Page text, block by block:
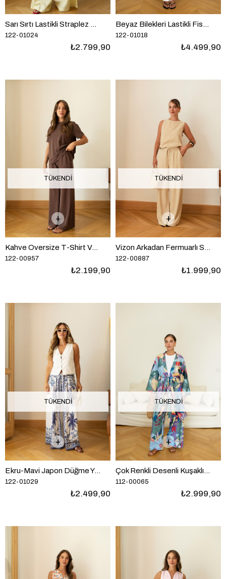
Sarı Sırtı Lastikli Straplez Crop Ve Pantolon Takım
122-01024
₺2.799,90
Beyaz Bilekleri Lastikli Fistolu Bluz Etek Tasarım Takım
122-01018
₺4.499,90
TÜKENDI
Kahve Oversize T-Shirt Ve Pantolon Takım
122-00957
₺2.199,90
TÜKENDI
Vizon Arkadan Fermuarlı Sıfır Kol Denim Bluz Pantolon Takım
122-00887
₺1.999,90
TÜKENDI
Ekru-Mavi Japon Düğme Yelek Desenli Pantolon Keten Takım
122-01029
₺2.499,90
TÜKENDI
Çok Renkli Desenli Kuşaklı Kimono Pantolon Tasarım Takım
112-00065
₺2.999,90